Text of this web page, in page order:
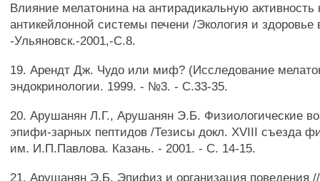
Влияние мелатонина на антирадикальную активность
антикейлонной системы печени /Экология и здоровье
-Ульяновск.-2001,-С.8.
19. Арендт Дж. Чудо или миф? (Исследование
эндокринологии. 1999. - №3. - С.33-35.
20. Арушанян Л.Г., Арушанян Э.Б. Физиологические
эпифи-зарных пептидов /Тезисы докл. XVIII съезда
им. И.П.Павлова. Казань. - 2001. - С. 14-15.
21. Арушанян Э.Б. Эпифиз и организация поведения